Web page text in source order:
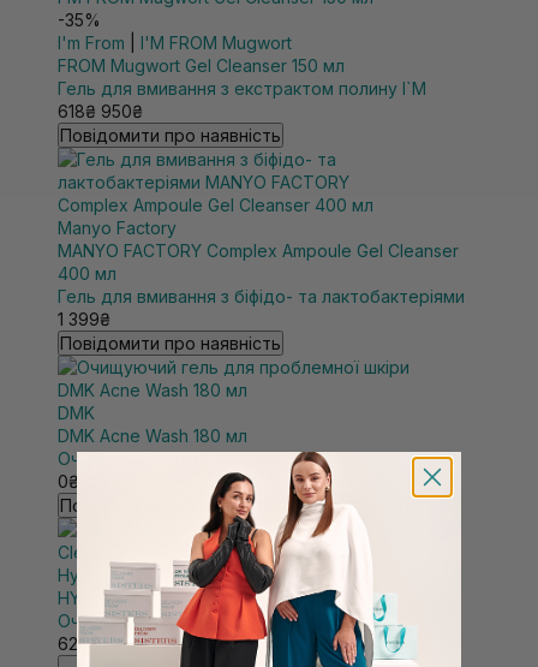
-35%
I'm From
I'M FROM Mugwort
FROM Mugwort Gel Cleanser 150 мл
Гель для вмивання з екстрактом полину I`M
618₴ 950₴
Повідомити про наявність
Manyo Factory
MANYO FACTORY Complex Ampoule Gel Cleanser
400 мл
Гель для вмивання з біфідо- та лактобактеріями
1 399₴
Повідомити про наявність
DMK
DMK Acne Wash 180 мл
Очищуючий гель для проблемної шкіри
0₴
Повідомити про наявність
HydroPeptide
HYDROPEPTIDE Cleansing Gel 30 мл
Очищувальний гель 3в1
628₴